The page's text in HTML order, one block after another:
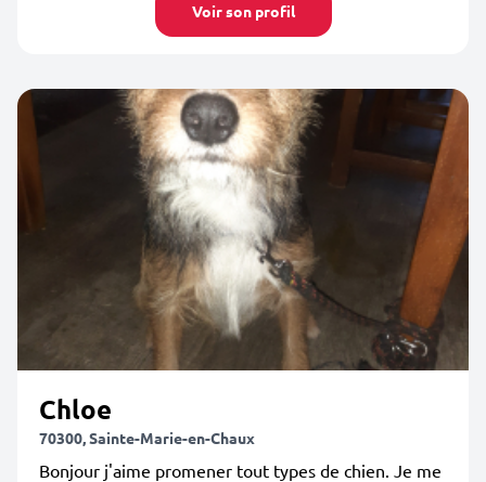
Voir son profil
Chloe
70300, Sainte-Marie-en-Chaux
Bonjour j'aime promener tout types de chien. Je me